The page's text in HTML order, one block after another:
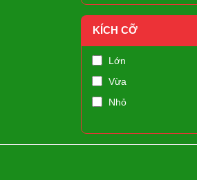
KÍCH CỠ
Lớn
Vừa
Nhỏ